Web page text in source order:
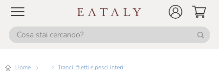
Home ... Tranci, filetti e pesci interi